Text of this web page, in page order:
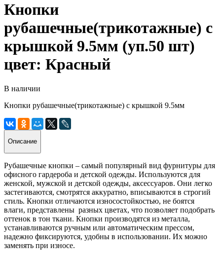
Кнопки
рубашечные(трикотажные) с
крышкой 9.5мм (уп.50 шт)
цвет: Красный
В наличии
Кнопки рубашечные(трикотажные) с крышкой 9.5мм
Описание
Рубашечные кнопки – самый популярный вид фурнитуры для
офисного гардероба и детской одежды. Используются для
женской, мужской и детской одежды, аксессуаров. Они легко
застегиваются, смотрятся аккуратно, вписываются в строгий
стиль. Кнопки отличаются износостойкостью, не боятся
влаги, представлены разных цветах, что позволяет подобрать
оттенок в тон ткани. Кнопки производятся из металла,
устанавливаются ручным или автоматическим прессом,
надежно фиксируются, удобны в использовании. Их можно
заменять при износе.